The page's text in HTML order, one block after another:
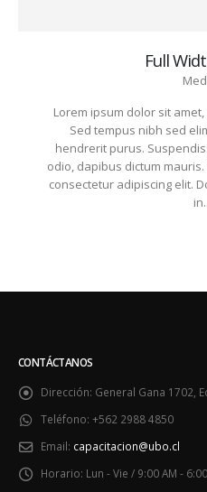
Full
Lorem ipsum dolor sit
Sed tempus nibh sed
hendrerit purus.
odio, dapibus dictum
consectetur adipiscing elit.
CONTÁCTANOS
Dirección: General Gana 1702,
Teléfono: +562 2988 4850
Email: capacitacion@ubo.cl
Horario: Lun - Vie / 9:00 AM -